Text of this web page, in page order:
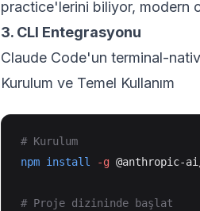
practice'lerini biliyor, modern
3. CLI Entegrasyonu
Claude Code'un terminal-
Kurulum ve Temel Kullanım
# Kurulum
npm install -g @anthropic-
# Proje dizininde başlat